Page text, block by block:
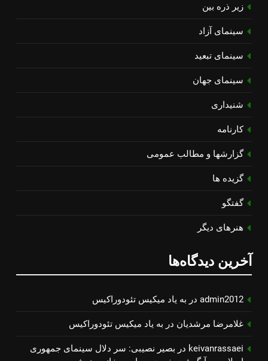
زیر ذره بین
سینمای آزاد
سینمای تبعید
سینمای جهان
شنیداری
کارنامه
گزارشها و مطالب عمومی
گزیده ها
گفتگو
هنرهای دیگر
آخرین دیدگاه‌ها
admin2012 در به یاد میكیس تئودوراكیس
غلامرضا مرشدیان در به یاد میكیس تئودوراكیس
keivanrassaei در بصیر نصیبی: سر دلال سینمای جمهوری